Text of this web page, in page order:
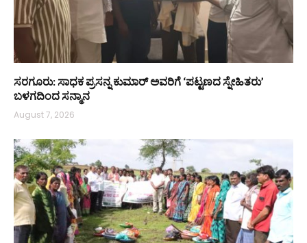
ಸರಗೂರು: ಸಾಧಕ ಪ್ರಸನ್ನ ಕುಮಾರ್ ಅವರಿಗೆ ‘ಪಟ್ಟಣದ ಸ್ನೇಹಿತರು’
ಬಳಗದಿಂದ ಸನ್ಮಾನ
August 7, 2026